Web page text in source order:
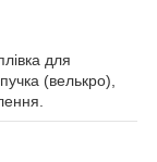
для
(велькро),